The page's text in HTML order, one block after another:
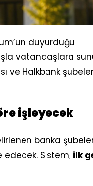
duyurduğu
vatandaşlara
ve Halkbank
işleyecek
banka
edecek. Sistem, ilk